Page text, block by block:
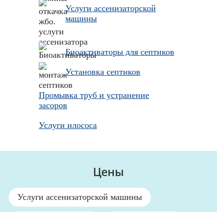
Услуги ассенизаторской
машины
Биоактиваторы для септиков
Установка септиков
Промывка труб и устранение
засоров
Услуги илососа
Цены
Услуги ассенизаторской машины